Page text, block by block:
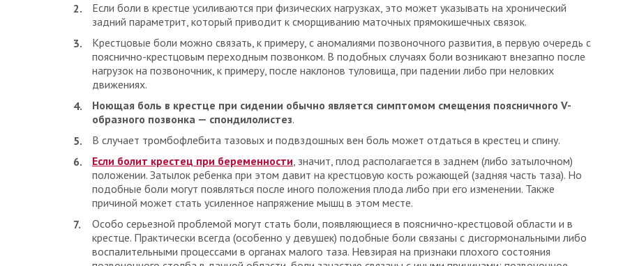
Если боли в крестце усиливаются при физических нагрузках, это может указывать на хронический
задний параметрит, который приводит к сморщиванию маточных прямокишечных связок.
Крестцовые боли можно связать, к примеру, с аномалиями позвоночного развития, в первую очередь с
пояснично-крестцовым переходным позвонком. В подобных случаях боли возникают внезапно после
нагрузок на позвоночник, к примеру, после наклонов туловища, при падении либо при неловких
движениях.
Ноющая боль в крестце при сидении обычно является симптомом смещения поясничного V-
образного позвонка — спондилолистез.
В случает тромбофлебита тазовых и подвздошных вен боль может отдаться в крестец и спину.
Если болит крестец при беременности, значит, плод располагается в заднем (либо затылочном)
положении. Затылок ребенка при этом давит на крестцовую кость рожающей (задняя часть таза). Но
подобные боли могут появляться после иного положения плода либо при его изменении. Также
причиной может стать усиленное напряжение мышц в этом месте.
Особо серьезной проблемой могут стать боли, появляющиеся в пояснично-крестцовой области и в
крестце. Практически всегда (особенно у девушек) подобные боли связаны с дисгормональными либо
воспалительными процессами в органах малого таза. Невзирая на признаки плохого состояния